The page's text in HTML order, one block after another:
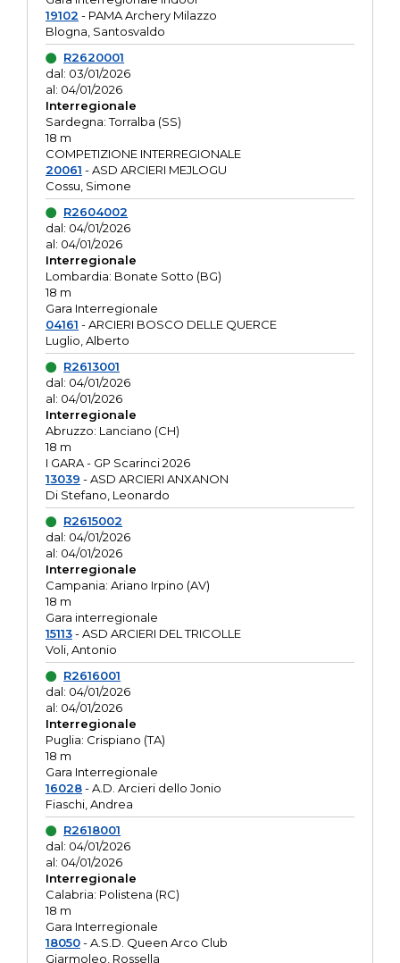
19102 - PAMA Archery Milazzo
Blogna, Santosvaldo
R2620001
dal: 03/01/2026
al: 04/01/2026
Interregionale
Sardegna: Torralba (SS)
18 m
COMPETIZIONE INTERREGIONALE
20061 - ASD ARCIERI MEJLOGU
Cossu, Simone
R2604002
dal: 04/01/2026
al: 04/01/2026
Interregionale
Lombardia: Bonate Sotto (BG)
18 m
Gara Interregionale
04161 - ARCIERI BOSCO DELLE QUERCE
Luglio, Alberto
R2613001
dal: 04/01/2026
al: 04/01/2026
Interregionale
Abruzzo: Lanciano (CH)
18 m
I GARA - GP Scarinci 2026
13039 - ASD ARCIERI ANXANON
Di Stefano, Leonardo
R2615002
dal: 04/01/2026
al: 04/01/2026
Interregionale
Campania: Ariano Irpino (AV)
18 m
Gara interregionale
15113- ASD ARCIERI DEL TRICOLLE
Voli, Antonio
R2616001
dal: 04/01/2026
al: 04/01/2026
Interregionale
Puglia: Crispiano (TA)
18 m
Gara Interregionale
16028- A.D. Arcieri dello Jonio
Fiaschi, Andrea
R2618001
dal: 04/01/2026
al: 04/01/2026
Interregionale
Calabria: Polistena (RC)
18 m
Gara Interregionale
18050- A.S.D. Queen Arco Club
Giarmoleo, Rossella